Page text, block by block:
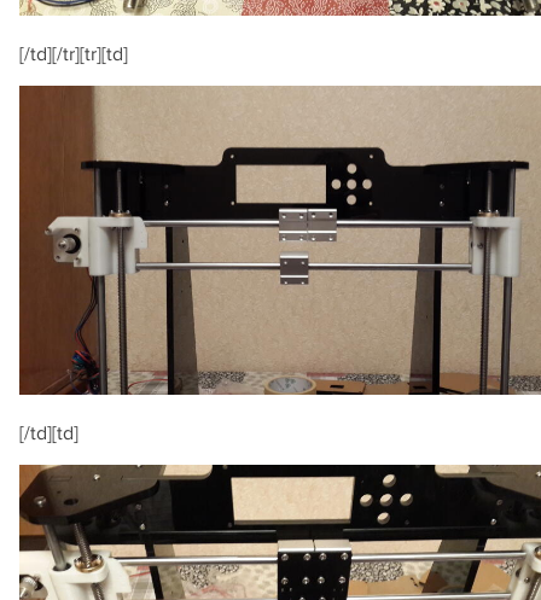
[/td][/tr][tr][td]
[/td][td]